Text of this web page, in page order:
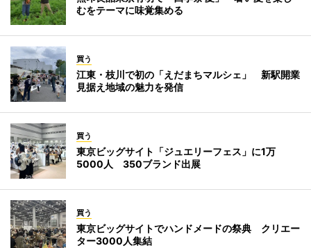
むをテーマに味覚集める
買う
江東・枝川で初の「えだまちマルシェ」 新駅開業
見据え地域の魅力を発信
買う
東京ビッグサイト「ジュエリーフェス」に1万
5000人 350ブランド出展
買う
東京ビッグサイトでハンドメードの祭典 クリエー
ター3000人集結